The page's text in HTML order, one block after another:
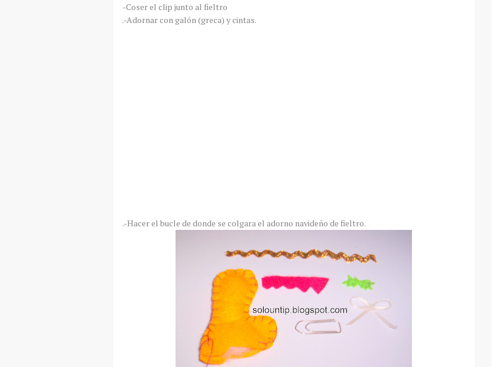
-Coser el clip junto al fieltro
.-Adornar congalón(greca) y cintas.
.-Hacer el bucle de donde se colgara el adorno navideño de fieltro.